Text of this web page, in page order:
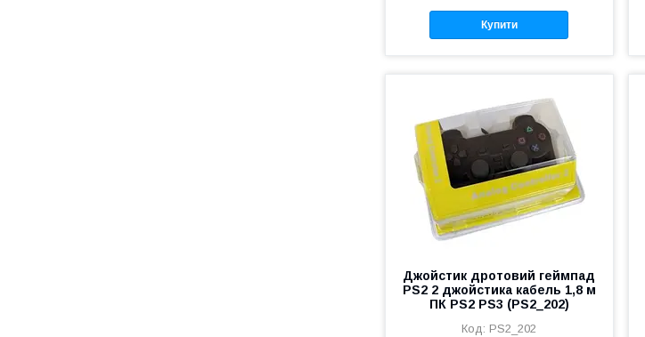
Купити
Джойстик дротовий геймпад
PS2 2 джойстика кабель 1,8 м
ПК PS2 PS3 (PS2_202)
PS2_202